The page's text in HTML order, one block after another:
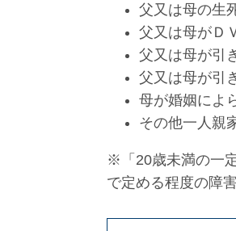
父又は母の生
父又は母がＤ
父又は母が引
父又は母が引
母が婚姻によ
その他一人親
※「20歳未満の一
で定める程度の障